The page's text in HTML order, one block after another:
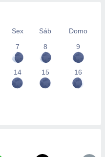
Sex Sáb
Domo
7
8 9
14 15 16